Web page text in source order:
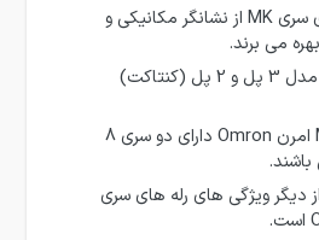
همچنین رله های سری MK از نشانگر مکانیکی و
می برند.
این رله ها در دو مدل 3 پل و 2 پل (کنتاکت)
رله های سری MK امرن Omron دارای دو سری 8
دیگر ویژگی های رله های سری